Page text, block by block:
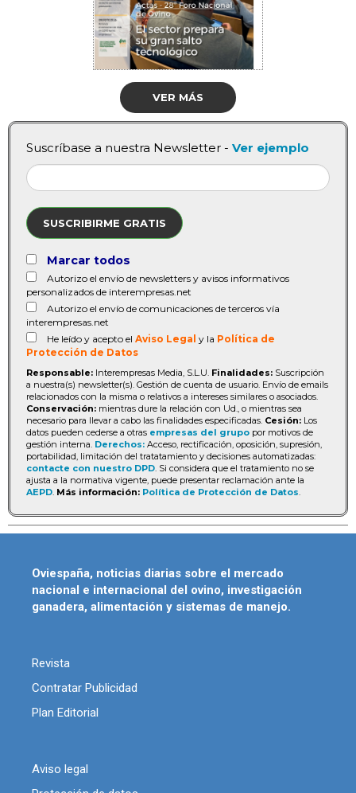
VER MÁS
Suscríbase a nuestra Newsletter - Ver ejemplo
SUSCRIBIRME GRATIS
Marcar todos
Autorizo el envío de newsletters y avisos informativos
personalizados de interempresas.net
Autorizo el envío de comunicaciones de terceros vía
interempresas.net
He leído y acepto el Aviso Legal y la Política de
Protección de Datos
Responsable: Interempresas Media, S.L.U. Finalidades: Suscripción
a nuestra(s) newsletter(s). Gestión de cuenta de usuario. Envío de emails
relacionados con la misma o relativos a intereses similares o asociados.
Conservación: mientras dure la relación con Ud., o mientras sea
necesario para llevar a cabo las finalidades especificadas. Cesión: Los
datos pueden cederse a otras empresas del grupo por motivos de
gestión interna. Derechos: Acceso, rectificación, oposición, supresión,
portabilidad, limitación del tratatamiento y decisiones automatizadas:
contacte con nuestro DPD. Si considera que el tratamiento no se
ajusta a la normativa vigente, puede presentar reclamación ante la
AEPD. Más información: Política de Protección de Datos.
Oviespaña, noticias diarias sobre el mercado
nacional e internacional del ovino, investigación
ganadera, alimentación y sistemas de manejo.
Revista
Contratar Publicidad
Plan Editorial
Aviso legal